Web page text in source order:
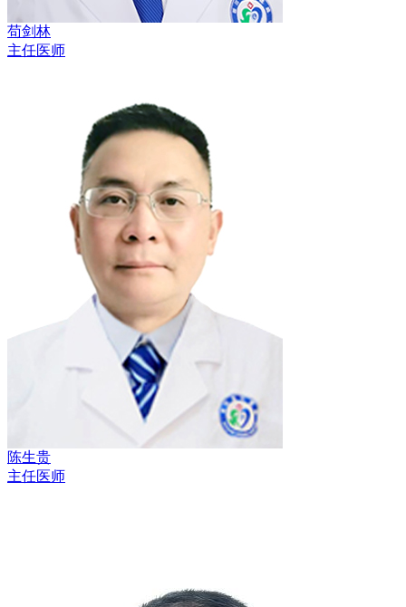
苟剑林
主任医师
陈生贵
主任医师